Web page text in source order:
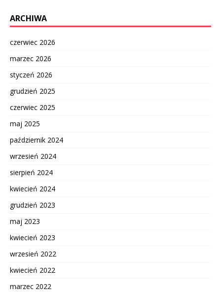
ARCHIWA
czerwiec 2026
marzec 2026
styczeń 2026
grudzień 2025
czerwiec 2025
maj 2025
październik 2024
wrzesień 2024
sierpień 2024
kwiecień 2024
grudzień 2023
maj 2023
kwiecień 2023
wrzesień 2022
kwiecień 2022
marzec 2022